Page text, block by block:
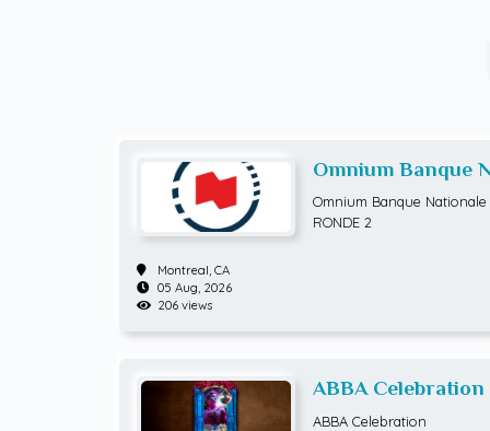
Omnium Banque
ATP Hommes
Omnium Banque
RONDE 2
Montreal, CA
05 Aug, 2026
206 views
ABBA Celebration
ABBA Celebration